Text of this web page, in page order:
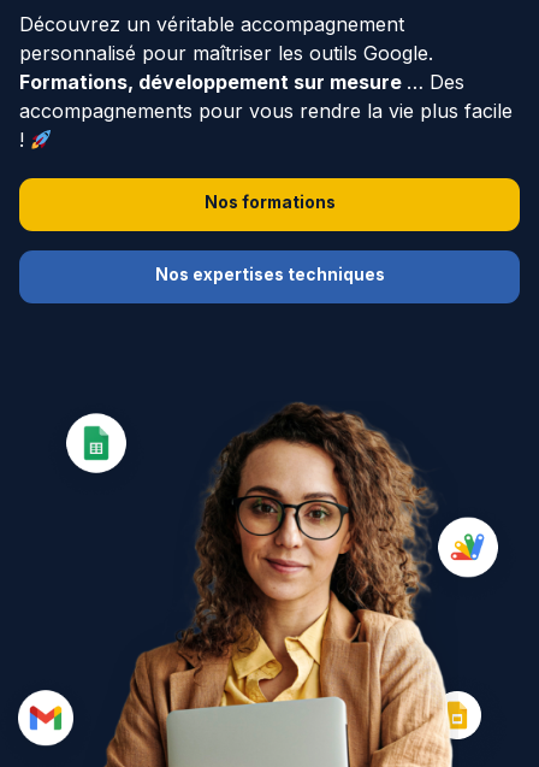
IA
Nos actualités
Contact
Découvrez un véritable accompagnement
personnalisé pour maîtriser les outils Google.
Formations, développement sur mesure … Des
accompagnements pour vous rendre la vie plus facile
!
Nos formations
Nos expertises techniques